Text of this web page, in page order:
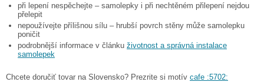
při lepení nespěchejte – samolepky i při nechtěném přilepení nejdou
přelepit
nepoužívejte přílišnou sílu – hrubší povrch stěny může samolepku
poničit
podrobnější informace v článku životnost a správná instalace
samolepek
Chcete doručiť tovar na Slovensko? Prezrite si motív cafe :5702: